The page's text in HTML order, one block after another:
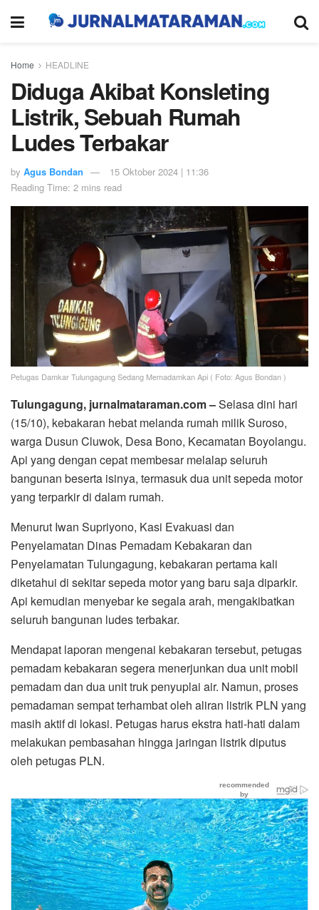
Home HEADLINE
Diduga Akibat Konsleting
Listrik, Sebuah Rumah
Ludes Terbakar
by Agus Bondan
15 Oktober 2024 | 11:36
Reading Time: 2 mins read
Petugas Damkar Tulungagung Sedang Memadamkan Api ( Foto: Agus Bondan )
Tulungagung, jurnalmataraman.com –Selasa dini hari
(15/10), kebakaran hebat melanda rumah milik Suroso,
warga Dusun Cluwok, Desa Bono, Kecamatan Boyolangu.
Api yang dengan cepat membesar melalap seluruh
bangunan beserta isinya, termasuk dua unit sepeda motor
yang terparkir di dalam rumah.
Menurut Iwan Supriyono, Kasi Evakuasi dan
Penyelamatan Dinas Pemadam Kebakaran dan
Penyelamatan Tulungagung, kebakaran pertama kali
diketahui di sekitar sepeda motor yang baru saja diparkir.
Api kemudian menyebar ke segala arah, mengakibatkan
seluruh bangunan ludes terbakar.
Mendapat laporan mengenai kebakaran tersebut, petugas
pemadam kebakaran segera menerjunkan dua unit mobil
pemadam dan dua unit truk penyuplai air. Namun, proses
pemadaman sempat terhambat oleh aliran listrik PLN yang
masih aktif di lokasi. Petugas harus ekstra hati-hati dalam
melakukan pembasahan hingga jaringan listrik diputus
oleh petugas PLN.